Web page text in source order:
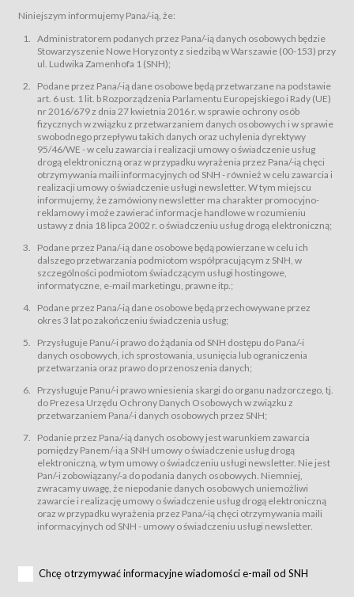
podmiotom z branży mediów i filmowej (Akredytacje);
Bilety – wybrane dokumenty potwierdzające zawarcie umowy z
Usługodawcą i uprawniające do wzięcia udziału w Wydarzeniu,
przewidziane przez Usługodawcę dla danego Wydarzenia, tj. uprawniające
do uczestnictwa w wielu albo w pojedynczych seansach filmowych,
Sklep – sklep internetowy prowadzony przez Usługodawcę w Serwisie;
Regulamin – niniejszy regulamin.
§ 2
Postanowienia ogólne
Regulamin określa zasady:
świadczenia Usługobiorcom Usług przez Usługodawcę, z
zastrzeżeniem usług, o których mowa w ust. 2 pkt. 4 i 5 poniżej, których
zasady świadczenia precyzują odrębne regulaminy,
przetwarzania przez Usługodawcę danych osobowych Usługobiorców
będących osobami fizycznymi.
świadczy Usługi drogą elektroniczną w rozumieniu ustawy z dnia 18 lipca
2002 r. o świadczeniu usług drogą elektroniczną (Dz.U. z 2002 r., Nr 144, poz.
1204, z późń. zm.). Usługi świadczone są nieodpłatnie.
usługę przeglądania i odczytywania przez Usługobiorców materiałów
zamieszczanych w Serwisie,
usługę utrzymywania konta użytkownika w Serwisie,
usługę newsletter,
usługę zawierania na odległość umów nabycia Karnetów i Biletów,
usługę zawierania na odległość umów sprzedaży w Sklepie.
dnia 18 lipca 2002 r. o świadczeniu usług drogą elektroniczną (Dz.U. z 2002
r., Nr 144, poz. 1204, z późń. zm.). Usługi świadczone są nieodpłatnie.
Na zasadach określonych w Regulaminie dostęp do Serwisu jest otwarty dla
Usługobiorca przed rozpoczęciem korzystania z Serwisu jest zobowiązany
zapoznać się z Regulaminem. Założenie konta w Serwisie oraz zamówienie
usługi newsletter za pośrednictwem przeznaczonego do tego formularza
zamieszczonego na stronach Serwisu dostępnych dla wszystkich
Usługobiorców wymaga akceptacji postanowień Regulaminu.
Usługobiorca zobowiązany jest do przestrzegania postanowień Regulaminu
od chwili rozpoczęcia korzystania z Serwisu.
Regulamin jest udostępniony Usługobiorcom nieodpłatnie za
Warunki techniczne korzystania z Usług
Niniejszym informujemy Pana/-ią, że:
Administratorem podanych przez Pana/-ią danych osobowych będzie
Stowarzyszenie Nowe Horyzonty z siedzibą w Warszawie (00-153) przy
ul. Ludwika Zamenhofa 1 (SNH);
Podane przez Pana/-ią dane osobowe będą przetwarzane na podstawie
art. 6 ust. 1 lit. b Rozporządzenia Parlamentu Europejskiego i Rady (UE)
nr 2016/679 z dnia 27 kwietnia 2016 r. w sprawie ochrony osób
fizycznych w związku z przetwarzaniem danych osobowych i w sprawie
swobodnego przepływu takich danych oraz uchylenia dyrektywy
95/46/WE - w celu zawarcia i realizacji umowy o świadczenie usług
drogą elektroniczną oraz w przypadku wyrażenia przez Pana/-ią chęci
otrzymywania maili informacyjnych od SNH - również w celu zawarcia i
realizacji umowy o świadczenie usługi newsletter. W tym miejscu
informujemy, że zamówiony newsletter ma charakter promocyjno-
reklamowy i może zawierać informacje handlowe w rozumieniu
ustawy z dnia 18 lipca 2002 r. o świadczeniu usług drogą elektroniczną;
Podane przez Pana/-ią dane osobowe będą powierzane w celu ich
dalszego przetwarzania podmiotom współpracującym z SNH, w
szczególności podmiotom świadczącym usługi hostingowe,
informatyczne, e-mail marketingu, prawne itp.;
Podane przez Pana/-ią dane osobowe będą przechowywane przez
okres 3 lat po zakończeniu świadczenia usług;
Przysługuje Panu/-i prawo do żądania od SNH dostępu do Pana/-i
danych osobowych, ich sprostowania, usunięcia lub ograniczenia
przetwarzania oraz prawo do przenoszenia danych;
Przysługuje Panu/-i prawo wniesienia skargi do organu nadzorczego, tj.
do Prezesa Urzędu Ochrony Danych Osobowych w związku z
przetwarzaniem Pana/-i danych osobowych przez SNH;
Podanie przez Pana/-ią danych osobowy jest warunkiem zawarcia
pomiędzy Panem/-ią a SNH umowy o świadczenie usług drogą
elektroniczną, w tym umowy o świadczeniu usługi newsletter. Nie jest
Pan/-i zobowiązany/-a do podania danych osobowych. Niemniej,
zwracamy uwagę, że niepodanie danych osobowych uniemożliwi
zawarcie i realizację umowy o świadczenie usług drogą elektroniczną
oraz w przypadku wyrażenia przez Pana/-ią chęci otrzymywania maili
informacyjnych od SNH - umowy o świadczeniu usługi newsletter.
Chcę otrzymywać informacyjne wiadomości e-mail od SNH